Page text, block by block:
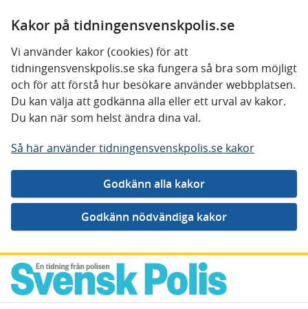
Kakor på tidningensvenskpolis.se
Vi använder kakor (cookies) för att
tidningensvenskpolis.se ska fungera så bra som möjligt
och för att förstå hur besökare använder webbplatsen.
Du kan välja att godkänna alla eller ett urval av kakor.
Du kan när som helst ändra dina val.
Så här använder tidningensvenskpolis.se kakor
Gå direkt till innehåll